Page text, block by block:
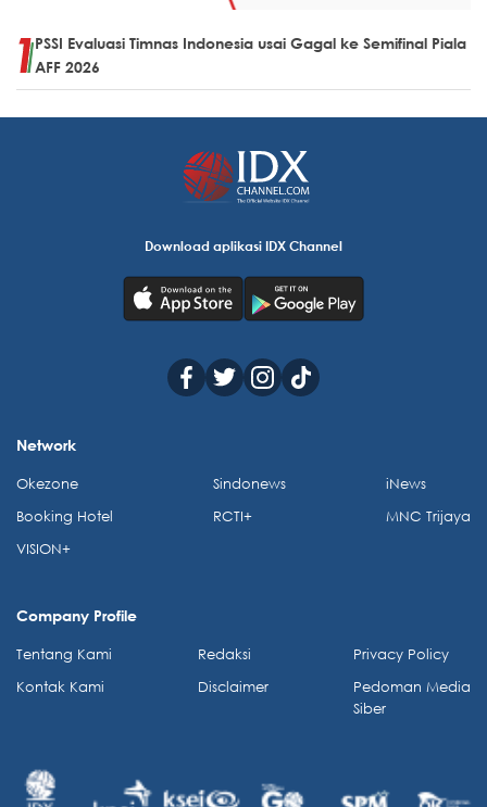
PSSI Evaluasi Timnas Indonesia usai Gagal ke Semifinal Piala
AFF 2026
Download aplikasi IDX Channel
Network
Okezone
Booking Hotel
VISION+
Sindonews
RCTI+
iNews
MNC Trijaya
Company Profile
Tentang Kami
Kontak Kami
Redaksi
Disclaimer
Privacy Policy
Pedoman Media
Siber